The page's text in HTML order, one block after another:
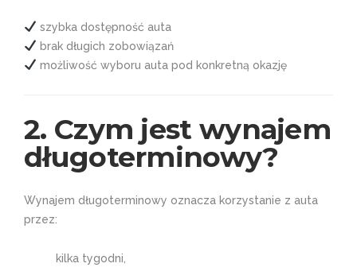
szybka dostępność auta
brak długich zobowiązań
możliwość wyboru auta pod konkretną okazję
2. Czym jest wynajem
długoterminowy?
Wynajem długoterminowy oznacza korzystanie z auta
przez:
kilka tygodni,